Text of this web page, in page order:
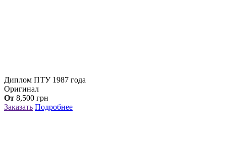
Диплом ПТУ 1987 года
Оригинал
От 8,500 грн
Заказать Подробнее